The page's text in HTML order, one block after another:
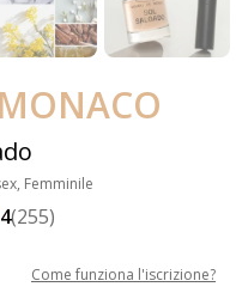
Femminile
4(255)
Come funziona l'iscrizione?